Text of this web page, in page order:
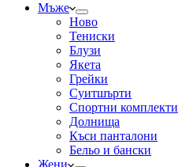
Мъже
Ново
Тениски
Блузи
Якета
Грейки
Суитшърти
Спортни комплекти
Долнища
Къси панталони
Бельо и бански
Жени